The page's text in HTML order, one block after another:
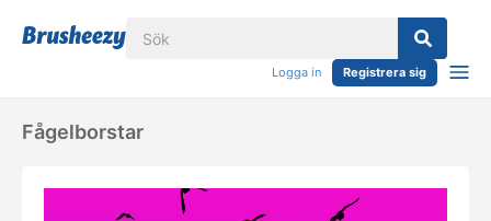
Logga in Registrera sig
Fågelborstar